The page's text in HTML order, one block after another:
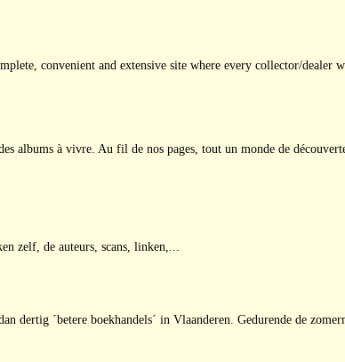
convenient and extensive site where every collector/dealer
albums à vivre. Au fil de nos pages, tout un monde de
zelf, de auteurs, scans, linken,...
dertig ´betere boekhandels´ in Vlaanderen. Gedurende de